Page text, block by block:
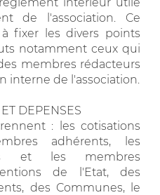
de l'association. Ce
fixer les divers points
notamment ceux qui
membres rédacteurs
interne de l'association.
DEPENSES
: les cotisations
adhérents, les
et les membres
de l'Etat, des
des Communes, le